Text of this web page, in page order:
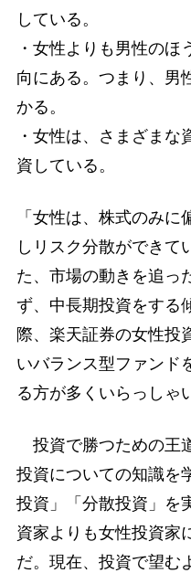
している。
・女性よりも男性のほ
向にある。つまり、男
かる。
・女性は、さまざまな
資している。
「女性は、株式のみ
しリスク分散ができて
た、市場の動きを追っ
ず、中長期投資をする
際、楽天証券の女性投
いバランス型ファンド
る方が多くいらっしゃ
投資で勝つための王
投資についての知識を
投資」「分散投資」を
資家よりも女性投資家
だ。現在、投資で望む